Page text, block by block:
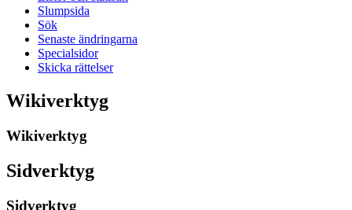
Slumpsida
Sök
Senaste ändringarna
Specialsidor
Skicka rättelser
Wikiverktyg
Wikiverktyg
Sidverktyg
Sidverktyg